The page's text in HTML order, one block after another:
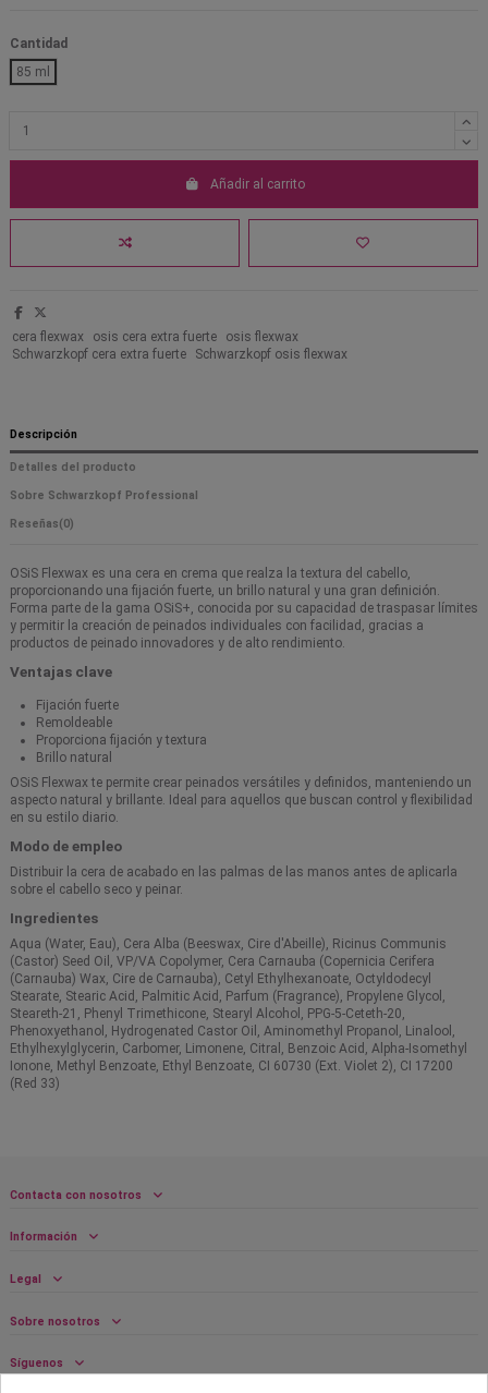
Cantidad
85 ml
Añadir al carrito
cera flexwax osis cera extra fuerte
osis flexwax
Schwarzkopf cera extra fuerte
Schwarzkopf osis flexwax
Descripción
Detalles del producto
Sobre Schwarzkopf Professional
Reseñas(0)
OSiS Flexwax es una cera en crema que realza la textura del cabello,
proporcionando una fijación fuerte, un brillo natural y una gran definición.
Forma parte de la gama OSiS+, conocida por su capacidad de traspasar límites
y permitir la creación de peinados individuales con facilidad, gracias a
productos de peinado innovadores y de alto rendimiento.
Ventajas clave
Fijación fuerte
Remoldeable
Proporciona fijación y textura
Brillo natural
OSiS Flexwax te permite crear peinados versátiles y definidos, manteniendo un
aspecto natural y brillante. Ideal para aquellos que buscan control y flexibilidad
en su estilo diario.
Modo de empleo
Distribuir la cera de acabado en las palmas de las manos antes de aplicarla
sobre el cabello seco y peinar.
Ingredientes
Aqua (Water, Eau), Cera Alba (Beeswax, Cire d'Abeille), Ricinus Communis
(Castor) Seed Oil, VP/VA Copolymer, Cera Carnauba (Copernicia Cerifera
(Carnauba) Wax, Cire de Carnauba), Cetyl Ethylhexanoate, Octyldodecyl
Stearate, Stearic Acid, Palmitic Acid, Parfum (Fragrance), Propylene Glycol,
Steareth-21, Phenyl Trimethicone, Stearyl Alcohol, PPG-5-Ceteth-20,
Phenoxyethanol, Hydrogenated Castor Oil, Aminomethyl Propanol, Linalool,
Ethylhexylglycerin, Carbomer, Limonene, Citral, Benzoic Acid, Alpha-Isomethyl
Ionone, Methyl Benzoate, Ethyl Benzoate, CI 60730 (Ext. Violet 2), CI 17200
(Red 33)
Contacta con nosotros
Información
Legal
Sobre nosotros
Síguenos